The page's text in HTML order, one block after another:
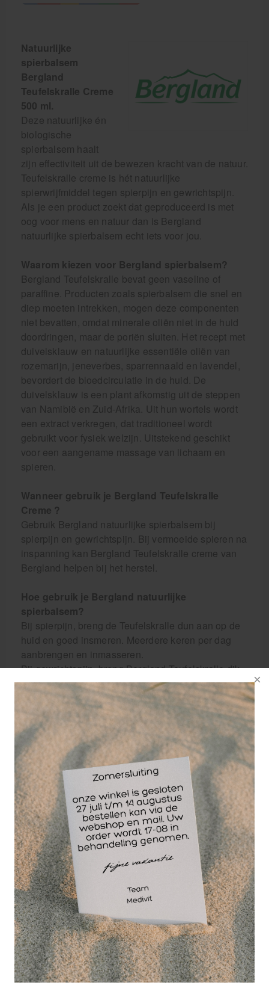
Natuurlijke
spierbalsem
Bergland
Teufelskralle Creme
500 ml.
Deze natuurlijke én
biologische
spierbalsem haalt
zijn effectiviteit uit de bewezen kracht van de natuur.
Teufelskralle creme is hét natuurlijke
spierwrijfmiddel tegen spierpijn en gewrichtspijn.
Als je een product zoekt dat geproduceerd is met
oog voor mens en natuur dan is Bergland
natuurlijke spierbalsem echt iets voor jou.
Waarom kiezen voor Bergland spierbalsem?
Bergland Teufelskralle bevat geen vaseline of
paraffine. Producten zoals spierbalsem die snel en
diep moeten intrekken, mogen deze componenten
niet bevatten, omdat minerale oliën niet in de huid
doordringen, maar de poriën sluiten. Het recept met
duivelsklauw en natuurlijke essentiële oliën van
rozemarijn, jeneverbes, sparrennaald en lavendel,
bevordert de bloedcirculatie in de huid. De
duivelsklauw is een plant afkomstig uit de steppen
van Namibië en Zuid-Afrika. Uit hun wortels wordt
een extract verkregen, dat traditioneel wordt
gebruikt voor fysiek welzijn. Uitstekend geschikt
voor een aangename massage van lichaam en
spieren.
Wanneer gebruik je Bergland Teufelskralle
Creme ?
Gebruik Bergland natuurlijke spierbalsem bij
spierpijn en gewrichtspijn. Bij vermoeide spieren na
inspanning kan Bergland Teufelskralle creme van
Bergland helpen bij het herstel.
Hoe gebruik je Bergland natuurlijke
spierbalsem?
Bij spierpijn, breng de Teufelskralle dun aan op de
huid en goed insmeren. Meerdere keren per dag
aanbrengen en inmasseren.
Bij gewrichtspijn, breng Bergland Teufelskralle dik
aan op het geblesserde gewricht en masser goed
in, herhaal dit proces meerdere keren per dag voor
een optimaal resultaat.
Kwaliteitskenmerken Natuurlijke spierbalsem
Bergland Teufelskralle Creme 500 ml:
gecertificeerde en gecontroleerde natuurlijke
cosmetica
bevat geen vaseline of paraffine
zonder conserveringsmiddelen
met 100% pure etherische oliën
veganistisch
vrij van micro-plastics
gecertificeerd voor BDIH Cosmos Natural
Bio Aktiv keurmerk
Wat zit er in Bergland Teufelskralle spierbalsem?
Ingrediënten: aqua, octyldodecanol,
cetearylalcohol, persea gratissima olie,
capryl/capric triglyceride, polyglyceryl-3 stearaat,
glycerine, betaïne, helianthus annuus zaadolie*,